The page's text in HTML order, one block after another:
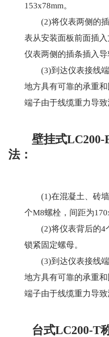
153x78mm。
(2)将仪表两侧的插
表从安装面板前面插
仪表两侧的插条插入导
(3)到达仪表接线端
地方具有可靠的承重
端子由于线缆重力导致
壁挂式LC200-B
法：
(1)在混凝土、砖墙
个M8螺栓，间距为
(2)将仪表背后的4
锁紧固定螺母。
(3)到达仪表接线端
地方具有可靠的承重
端子由于线缆重力导致
台式LC200-T称